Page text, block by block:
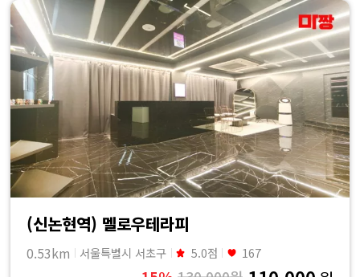
(신논현역) 멜로우테라피
0.53km 서울특별시 서초구 5.0점 167